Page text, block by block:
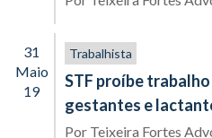
31
Maio
19
Trabalhista
STF proíbe
gestantes e
Por Teixeira Fortes